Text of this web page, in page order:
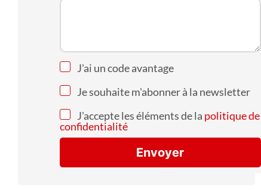
J'ai un code avantage
Je souhaite m'abonner à la newsletter
J'accepte les éléments de la politique de
confidentialité
Envoyer